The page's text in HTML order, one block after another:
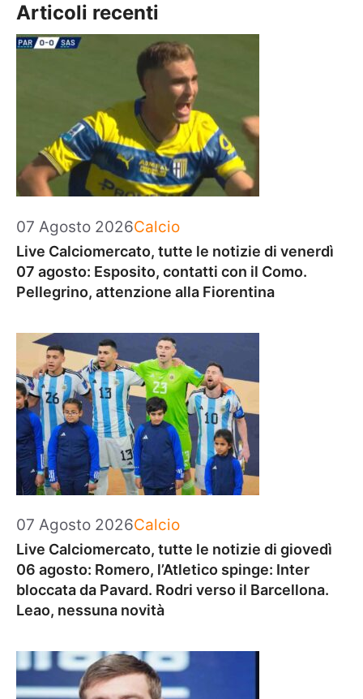
Articoli recenti
07 Agosto 2026Categorie
Calcio
Live Calciomercato, tutte le notizie di venerdì
07 agosto: Esposito, contatti con il Como.
Pellegrino, attenzione alla Fiorentina
07 Agosto 2026Categorie
Calcio
Live Calciomercato, tutte le notizie di giovedì
06 agosto: Romero, l’Atletico spinge: Inter
bloccata da Pavard. Rodri verso il Barcellona.
Leao, nessuna novità